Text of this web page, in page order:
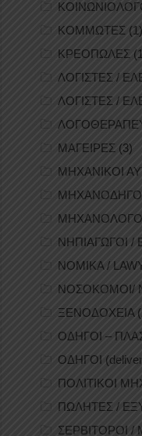
ΚΟΜΜΩΤΕΣ (1)
ΚΡΕΟΠΩΛΕΣ
ΛΟΓΙΣΤΕΣ /
ΛΟΓΙΣΤΕΣ /
ΜΑΓΕΙΡΕΣ (3)
ΜΗΧΑΝΙΚΟΙ
ΝΗΠΙΑΓΩΓΟΙ
ΝΟΜΙΚΑ /
ΝΟΣΟΚΟΜΟΙ/
ΞΕΝΟΔΟΧΕΙΑ
ΟΔΗΓΟΙ –
ΟΔΗΓΟΙ
ΠΟΛΙΤΙΚΟΙ
ΠΩΛΗΤΕΣ /
ΣΕΡΒΙΤΟΡΟΙ /